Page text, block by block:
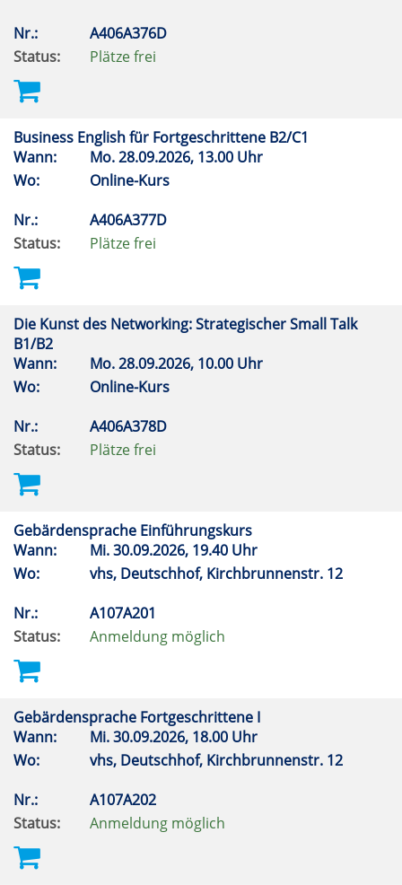
Nr.:
A406A376D
Status:
Plätze frei
Business English für Fortgeschrittene B2/C1
Wann:
Mo.28.09.2026, 13.00 Uhr
Wo:
Online-Kurs
Nr.:
A406A377D
Status:
Plätze frei
Die Kunst des Networking: Strategischer Small Talk
B1/B2
Wann:
Mo.28.09.2026, 10.00 Uhr
Wo:
Online-Kurs
Nr.:
A406A378D
Status:
Plätze frei
Gebärdensprache Einführungskurs
Wann:
Mi.30.09.2026, 19.40 Uhr
Wo:
vhs, Deutschhof, Kirchbrunnenstr. 12
Nr.:
A107A201
Status:
Anmeldung möglich
Gebärdensprache Fortgeschrittene I
Wann:
Mi.30.09.2026, 18.00 Uhr
Wo:
vhs, Deutschhof, Kirchbrunnenstr. 12
Nr.:
A107A202
Status:
Anmeldung möglich